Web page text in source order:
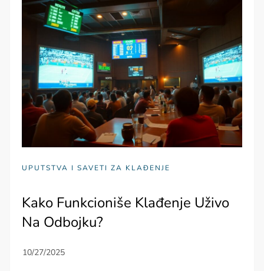
UPUTSTVA I SAVETI ZA KLAĐENJE
Kako Funkcioniše Klađenje Uživo
Na Odbojku?